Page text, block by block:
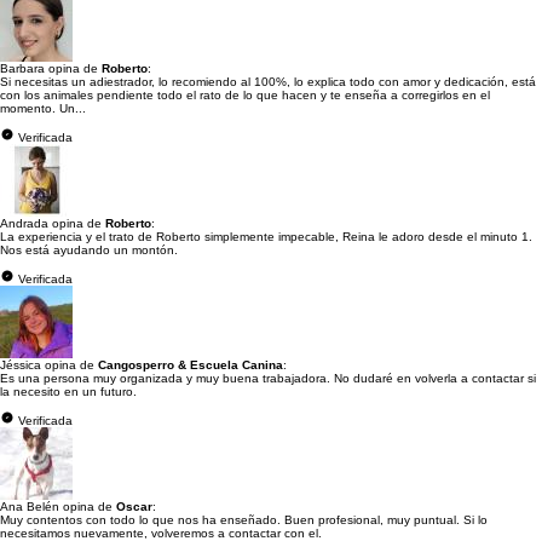
Barbara opina de Roberto:
Si necesitas un adiestrador, lo recomiendo al 100%, lo explica todo con amor y dedicación, está
con los animales pendiente todo el rato de lo que hacen y te enseña a corregirlos en el
momento. Un...
Verificada
Andrada opina de Roberto:
La experiencia y el trato de Roberto simplemente impecable, Reina le adoro desde el minuto 1.
Nos está ayudando un montón.
Verificada
Jéssica opina de Cangosperro & Escuela Canina:
Es una persona muy organizada y muy buena trabajadora. No dudaré en volverla a contactar si
la necesito en un futuro.
Verificada
Ana Belén opina de Oscar:
Muy contentos con todo lo que nos ha enseñado. Buen profesional, muy puntual. Si lo
necesitamos nuevamente, volveremos a contactar con el.